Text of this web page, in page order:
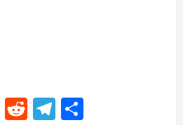
LinkedIn
RedditTelegram